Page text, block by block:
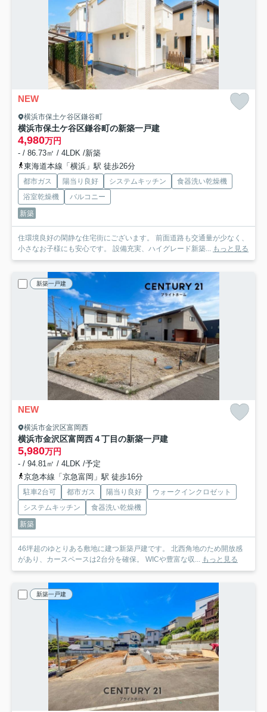
NEW
横浜市保土ケ谷区鎌谷町
横浜市保土ケ谷区鎌谷町の新築一戸建
4,980万円
- / 86.73㎡ / 4LDK /新築
東海道本線「横浜」駅 徒歩26分
都市ガス 陽当り良好 システムキッチン
食器洗い乾燥機
浴室乾燥機
バルコニー
新築
住環境良好の閑静な住宅街にございます。 前面道路も交通量が少なく、
小さなお子様にも安心です。 設備充実、ハイグレード新築...
もっと見る
新築一戸建
NEW
横浜市金沢区富岡西
横浜市金沢区富岡西４丁目の新築一戸建
5,980万円
- / 94.81㎡ / 4LDK /予定
京急本線「京急富岡」駅 徒歩16分
駐車2台可 都市ガス 陽当り良好
ウォークインクロゼット
システムキッチン
食器洗い乾燥機
新築
46坪超のゆとりある敷地に建つ新築戸建です。 北西角地のため開放感
があり、カースペースは2台分を確保。 WICや豊富な収...
もっと見る
新築一戸建